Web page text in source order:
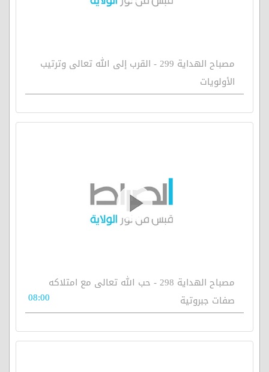
مصباح الهداية 299 - القرب إلى الله تعالى وترتيب
الأولويات
مصباح الهداية 298 - حب الله تعالى مع امتلاكه
صفات جبروتية
08:00